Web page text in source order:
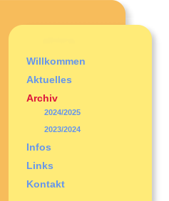
Willkommen
Aktuelles
Archiv
2024/2025
2023/2024
Infos
Links
Kontakt